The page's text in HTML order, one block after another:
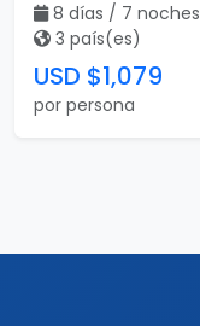
8 días / 7 noches
3 país(es)
USD $1,079
por persona